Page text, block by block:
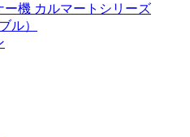
ー機 カルマートシリーズ
ル）